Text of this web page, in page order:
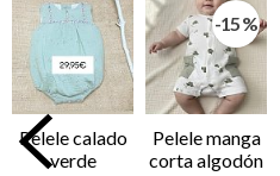
Pelele calado
verde
-15 %
Pelele manga
corta algodón